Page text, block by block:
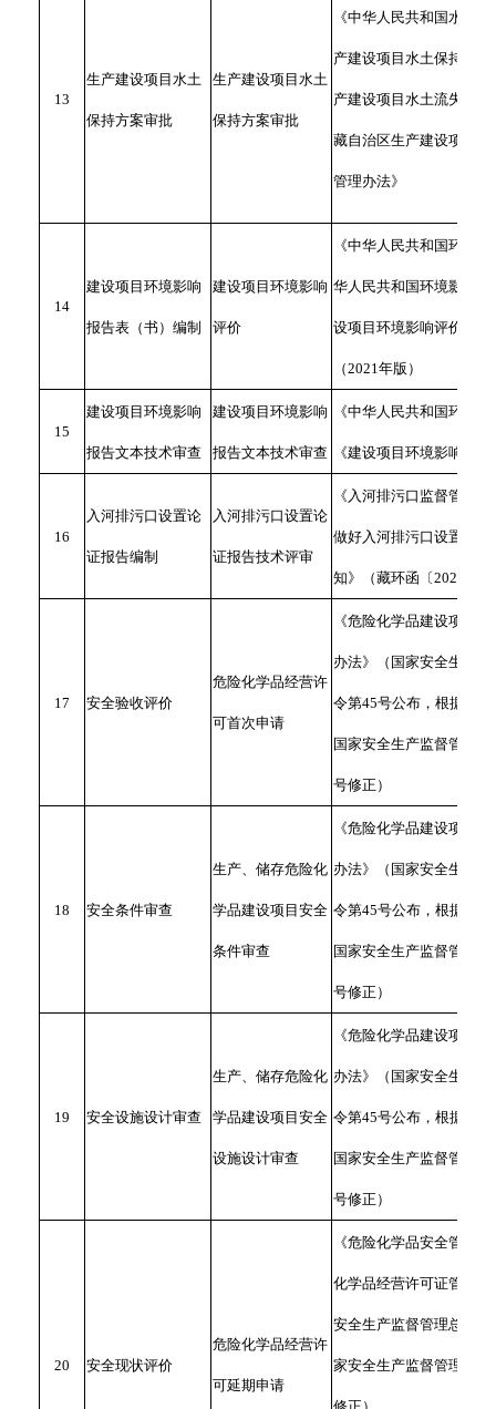
13
生产建设项目水土
保持方案审批
生产建设项目水土
保持方案审批
《中华人民共和国水土
产建设项目水土保持技术
产建设项目水土流失防治
藏自治区生产建设项目水
管理办法》
14
建设项目环境影响
报告表（书）编制
建设项目环境影响
评价
《中华人民共和国环境
华人民共和国环境影响评
设项目环境影响评价分类
（2021年版）
15
建设项目环境影响
报告文本技术审查
建设项目环境影响
报告文本技术审查
《中华人民共和国环境
《建设项目环境影响评
16
入河排污口设置论
证报告编制
入河排污口设置论
证报告技术评审
《入河排污口监督管理
做好入河排污口设置管理
知》（藏环函〔2020〕
17 安全验收评价
危险化学品经营许
可首次申请
《危险化学品建设项目
办法》（国家安全生产监
令第45号公布，根据
国家安全生产监督管理总
号修正）
18 安全条件审查
生产、储存危险化
学品建设项目安全
条件审查
《危险化学品建设项目
办法》（国家安全生产监
令第45号公布，根据
国家安全生产监督管理总
号修正）
19 安全设施设计审查
生产、储存危险化
学品建设项目安全
设施设计审查
《危险化学品建设项目
办法》（国家安全生产监
令第45号公布，根据
国家安全生产监督管理总
号修正）
20 安全现状评价
危险化学品经营许
可延期申请
《危险化学品安全管理
化学品经营许可证管理办
安全生产监督管理总局令
家安全生产监督管理总局